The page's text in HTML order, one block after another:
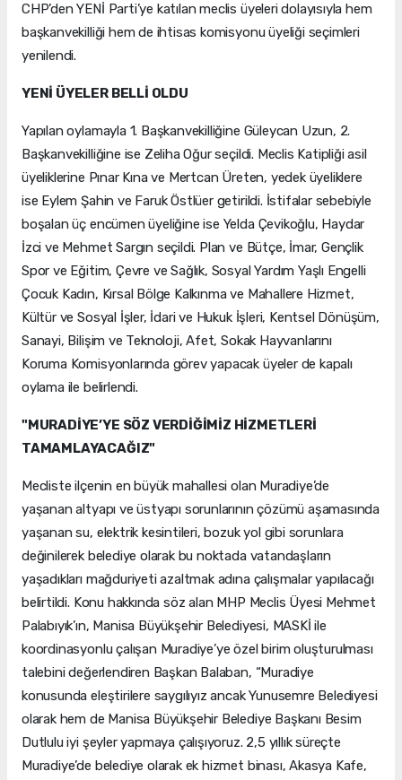
CHP’den YENİ Parti’ye katılan meclis üyeleri dolayısıyla hem
başkanvekilliği hem de ihtisas komisyonu üyeliği seçimleri
yenilendi.
YENİ ÜYELER BELLİ OLDU
Yapılan oylamayla 1. Başkanvekilliğine Güleycan Uzun, 2.
Başkanvekilliğine ise Zeliha Oğur seçildi. Meclis Katipliği asil
üyeliklerine Pınar Kına ve Mertcan Üreten, yedek üyeliklere
ise Eylem Şahin ve Faruk Östlüer getirildi. İstifalar sebebiyle
boşalan üç encümen üyeliğine ise Yelda Çevikoğlu, Haydar
İzci ve Mehmet Sargın seçildi. Plan ve Bütçe, İmar, Gençlik
Spor ve Eğitim, Çevre ve Sağlık, Sosyal Yardım Yaşlı Engelli
Çocuk Kadın, Kırsal Bölge Kalkınma ve Mahallere Hizmet,
Kültür ve Sosyal İşler, İdari ve Hukuk İşleri, Kentsel Dönüşüm,
Sanayi, Bilişim ve Teknoloji, Afet, Sokak Hayvanlarını
Koruma Komisyonlarında görev yapacak üyeler de kapalı
oylama ile belirlendi.
"MURADİYE’YE SÖZ VERDİĞİMİZ HİZMETLERİ
TAMAMLAYACAĞIZ"
Mecliste ilçenin en büyük mahallesi olan Muradiye’de
yaşanan altyapı ve üstyapı sorunlarının çözümü aşamasında
yaşanan su, elektrik kesintileri, bozuk yol gibi sorunlara
değinilerek belediye olarak bu noktada vatandaşların
yaşadıkları mağduriyeti azaltmak adına çalışmalar yapılacağı
belirtildi. Konu hakkında söz alan MHP Meclis Üyesi Mehmet
Palabıyık’ın, Manisa Büyükşehir Belediyesi, MASKİ ile
koordinasyonlu çalışan Muradiye’ye özel birim oluşturulması
talebini değerlendiren Başkan Balaban, “Muradiye
konusunda eleştirilere saygılıyız ancak Yunusemre Belediyesi
olarak hem de Manisa Büyükşehir Belediye Başkanı Besim
Dutlulu iyi şeyler yapmaya çalışıyoruz. 2,5 yıllık süreçte
Muradiye’de belediye olarak ek hizmet binası, Akasya Kafe,